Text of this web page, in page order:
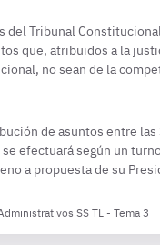
del Tribunal
que, atribuidos a la
no sean de la
de asuntos entre las
efectuará según un
a propuesta de su
SS TL - Tema 3